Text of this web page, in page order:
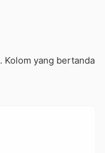
Kolom yang bertanda